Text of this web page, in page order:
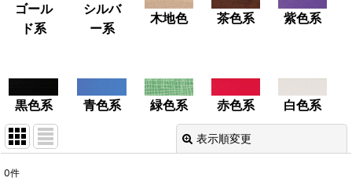
ゴール
ド系
シルバ
ー系
木地色 茶色系 紫色系
黒色系 青色系 緑色系 赤色系 白色系
表示順変更
0件